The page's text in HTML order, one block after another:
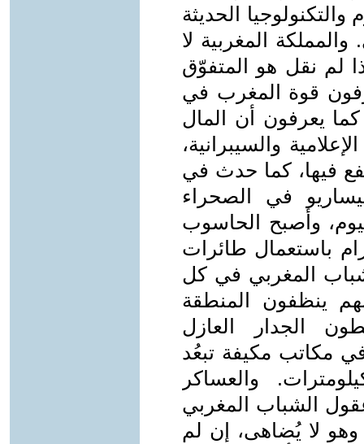
الحديثة
المغربية لا
لم نقل هو المتفوّق
قوة المغرب في
يعرفون أن المال
والسيبرانية،
فيها، كما حدث في
في الصحراء
وأصبح الحاسوب
باستعمال طائرات
المغربي في كل
ينظفون المنطقة
الجدار العازل
مكاتب مكيفة تبعُد
والعساكر
الشباب المغربي
لا يُضاهى، إن لم